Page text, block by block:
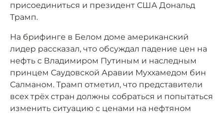
присоединиться и президент США Дональд
Трамп.
На брифинге в Белом доме американский
лидер рассказал, что обсуждал падение цен на
нефть с Владимиром Путиным и наследным
принцем Саудовской Аравии Муххамедом бин
Салманом. Трамп отметил, что представители
всех трёх стран должны собраться и попытаться
изменить ситуацию с ценами на нефтяном